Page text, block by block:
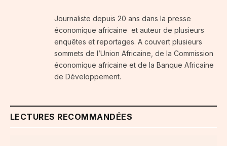
Journaliste depuis 20 ans dans la presse
économique africaine et auteur de plusieurs
enquêtes et reportages. A couvert plusieurs
sommets de l’Union Africaine, de la Commission
économique africaine et de la Banque Africaine
de Développement.
LECTURES RECOMMANDÉES